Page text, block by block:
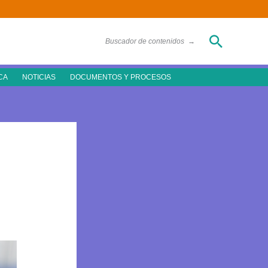
Buscador de contenidos → Buscar
NOTICIAS DOCUMENTOS Y PROCESOS